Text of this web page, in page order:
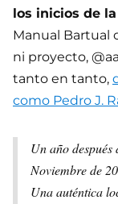
los inicios de
Manual Bartual
ni proyecto,
tanto en tanto,
como Pedro J.
Un año
Noviembre de
Una auténtica